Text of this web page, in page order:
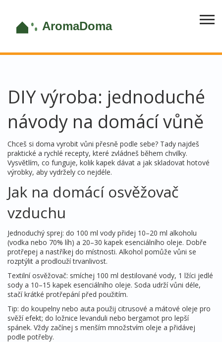
DIY výroba: jednoduché
návody na domácí vůně
Chceš si doma vyrobit vůni přesně podle sebe? Tady najdeš
praktické a rychlé recepty, které zvládneš během chvilky.
Vysvětlím, co funguje, kolik kapek dávat a jak skladovat hotové
výrobky, aby vydržely co nejdéle.
Jak na domácí osvěžovač
vzduchu
Jednoduchý sprej: do 100 ml vody přidej 10–20 ml alkoholu
(vodka nebo 70% líh) a 20–30 kapek esenciálního oleje. Dobře
protřepej a nastříkej do místnosti. Alkohol pomůže vůni se
rozptýlit a prodlouží trvanlivost.
Textilní osvěžovač: smíchej 100 ml destilované vody, 1 lžíci jedlé
sody a 10–15 kapek esenciálního oleje. Soda udrží vůni déle,
stačí krátké protřepání před použitím.
Tip: do koupelny nebo auta použij citrusové a mátové oleje pro
svěží efekt; do ložnice levanduli nebo bergamot pro lepší
spánek. Vždy začínej s menším množstvím oleje a přidávej
podle potřeby.